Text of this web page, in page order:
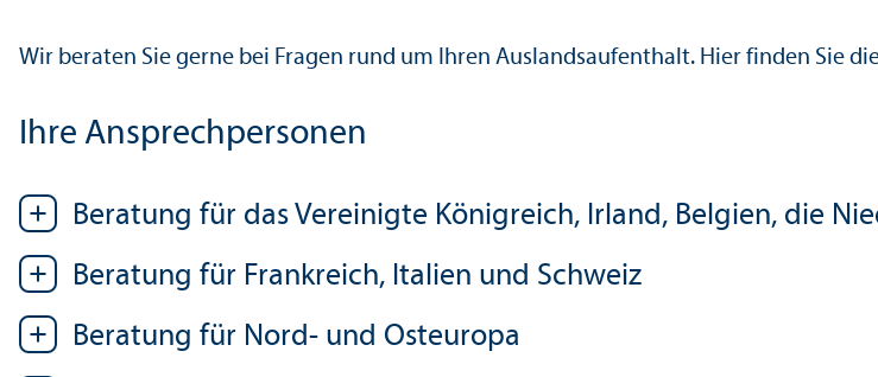
Wir beraten Sie gerne bei Fragen rund um Ihren Auslands­aufenthalt. Hier finden Sie
Ihre Ansprechpersonen
Beratung für das Vereinigte Königreich, Irland, Belgien, die
Beratung für Frankreich, Italien und Schweiz
Beratung für Nord- und Osteuropa